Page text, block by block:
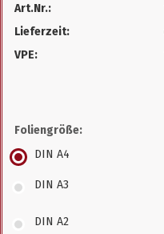
Art.Nr.:
Lieferzeit:
VPE:
Foliengröße:
DIN A4
DIN A3
DIN A2